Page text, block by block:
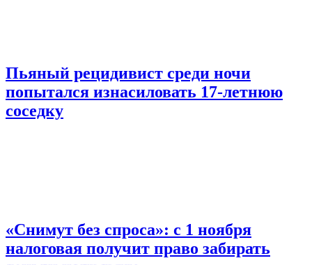
Пьяный рецидивист среди ночи
попытался изнасиловать 17-летнюю
соседку
«Снимут без спроса»: с 1 ноября
налоговая получит право забирать